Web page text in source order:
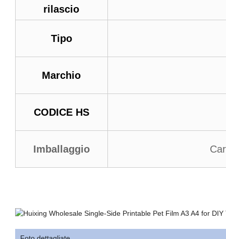
rilascio
Tipo
Marchio
CODICE HS
Imballaggio